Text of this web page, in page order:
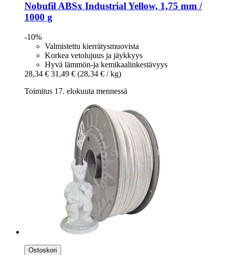
NobufilABSx Industrial Yellow, 1,75 mm /
1000 g
-10%
Valmistettu kierrätysmuovista
Korkea vetolujuus ja jäykkyys
Hyvä lämmön-ja kemikaalinkestävyys
28,34 € 31,49 € (28,34 € / kg)
Toimitus 17. elokuuta mennessä
Ostoskori